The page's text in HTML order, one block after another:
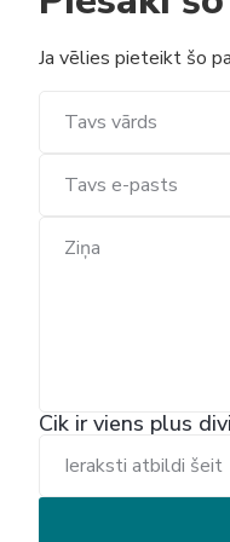
Ja vēlies pieteikt šo
Cik ir viens plus